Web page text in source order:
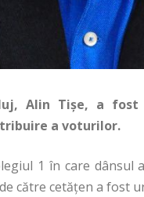
Alin Tișe, a
a voturilor.
1 în care dânsul
către cetățen a fost